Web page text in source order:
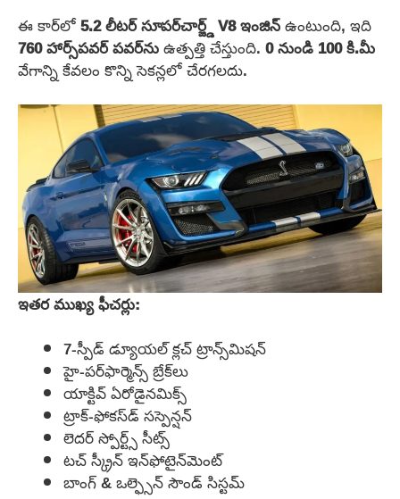
ఈ కార్‌లో5.2 లీటర్ సూపర్‌చార్జ్డ్ V8 ఇంజిన్ఉంటుంది, ఇది
760 హార్స్‌పవర్పవర్‌నుఉత్పత్తి చేస్తుంది.0 నుండి 100 కి.మీ
వేగాన్ని కేవలం కొన్ని సెకన్లలో చేరగలదు.
ఇతర ముఖ్య ఫీచర్లు:
7-స్పీడ్ డ్యూయల్ క్లచ్ ట్రాన్స్‌మిషన్
హై-పర్‌ఫార్మెన్స్ బ్రేక్‌లు
యాక్టివ్ ఏరోడైనమిక్స్
ట్రాక్-ఫోకస్‌డ్ సస్పెన్షన్
లెదర్ స్పోర్ట్స్ సీట్స్
టచ్ స్క్రీన్ ఇన్‌ఫోటైన్‌మెంట్
బాంగ్ & ఒల్ఫ్సెన్ సౌండ్ సిస్టమ్